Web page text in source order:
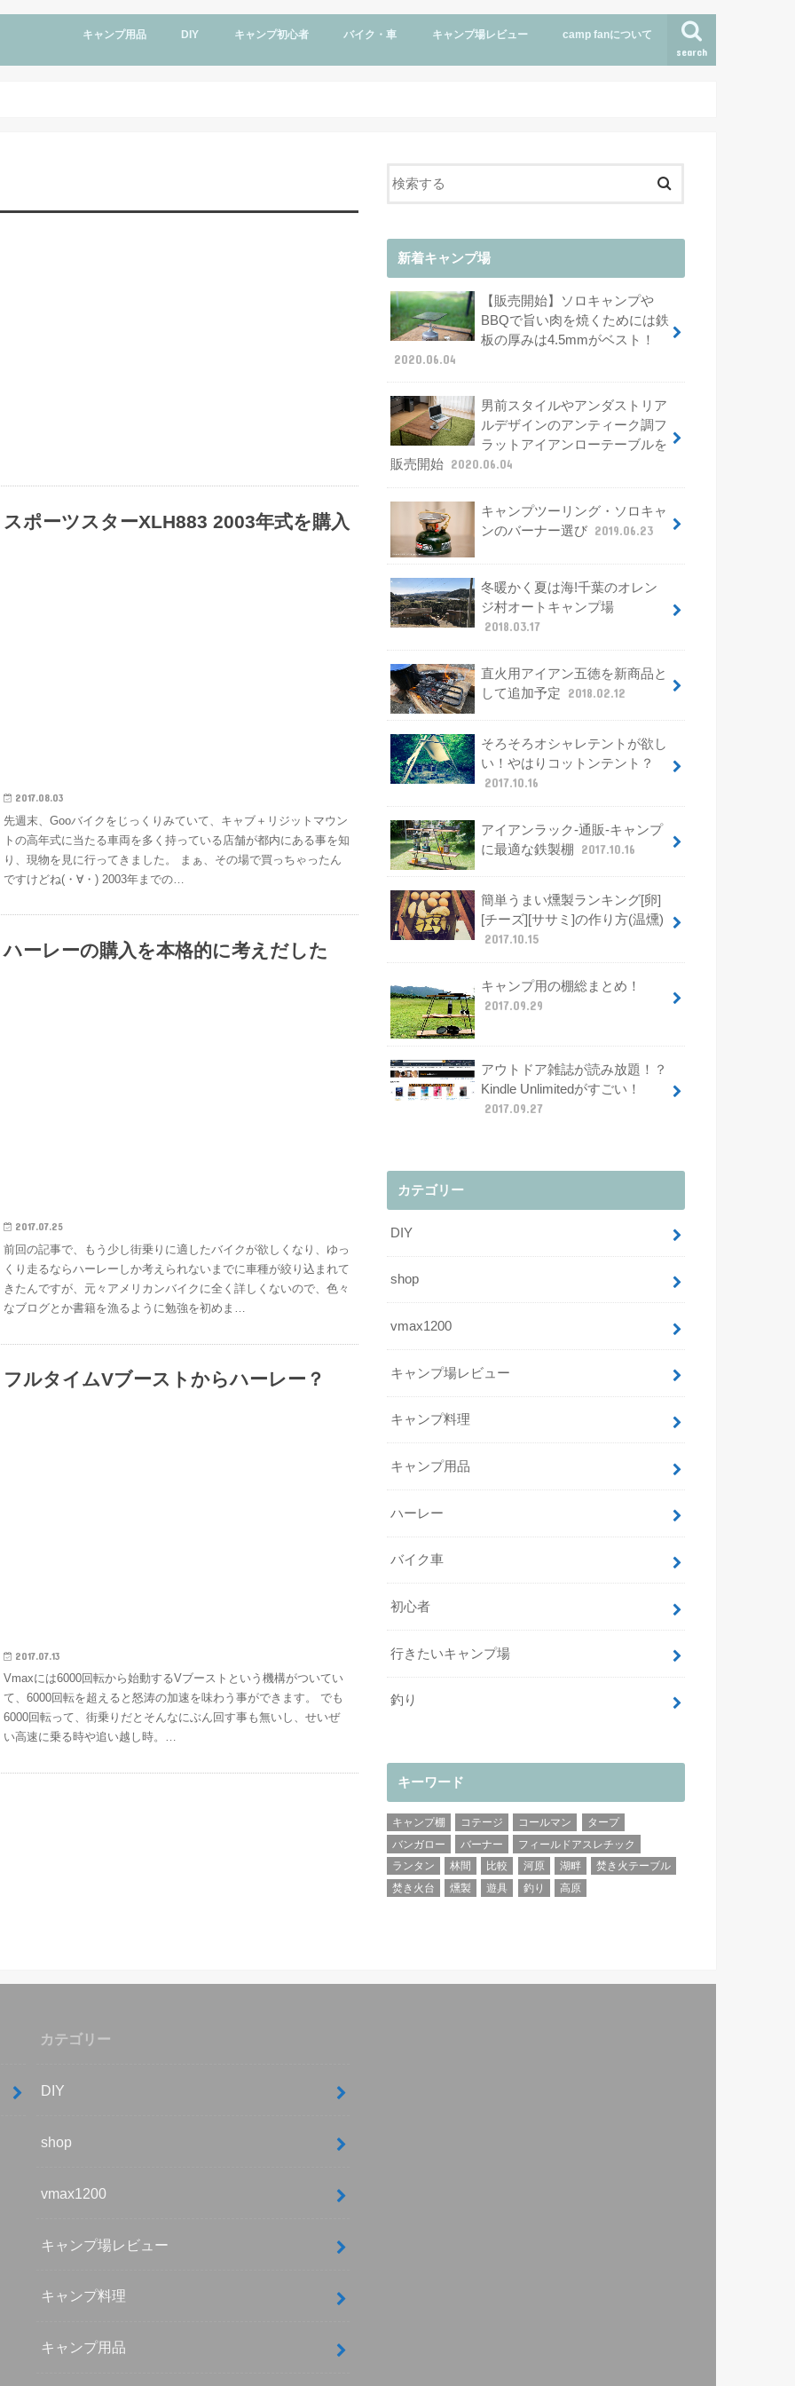
search
キャンプ用品 DIY キャンプ初心者 バイク・車
ハーレー
vmax1200
釣り
キャンプ場レビュー
行きたいキャンプ場
camp fanについて
スポーツスターXLH883 2003年式を購入
2017.08.03
先週末、Gooバイクをじっくりみていて、キャブ＋リジットマウン
トの高年式に当たる車両を多く持っている店舗が都内にある事を知
り、現物を見に行ってきました。 まぁ、その場で買っちゃったん
ですけどね(・∀・) 2003年までの…
ハーレーの購入を本格的に考えだした
2017.07.25
前回の記事で、もう少し街乗りに適したバイクが欲しくなり、ゆっ
くり走るならハーレーしか考えられないまでに車種が絞り込まれて
きたんですが、元々アメリカンバイクに全く詳しくないので、色々
なブログとか書籍を漁るように勉強を初めま…
フルタイムVブーストからハーレー？
2017.07.13
Vmaxには6000回転から始動するVブーストという機構がついてい
て、6000回転を超えると怒涛の加速を味わう事ができます。 でも
6000回転って、街乗りだとそんなにぶん回す事も無いし、せいぜ
い高速に乗る時や追い越し時。…
新着キャンプ場
【販売開始】ソロキャンプや
BBQで旨い肉を焼くためには鉄
板の厚みは4.5mmがベスト！
2020.06.04
男前スタイルやアンダストリア
ルデザインのアンティーク調フ
ラットアイアンローテーブルを
販売開始 2020.06.04
キャンプツーリング・ソロキャ
ンのバーナー選び 2019.06.23
冬暖かく夏は海!千葉のオレン
ジ村オートキャンプ場
2018.03.17
直火用アイアン五徳を新商品と
して追加予定
2018.02.12
そろそろオシャレテントが欲し
い！やはりコットンテント？
2017.10.16
アイアンラック-通販-キャンプ
に最適な鉄製棚
2017.10.16
簡単うまい燻製ランキング[卵]
[チーズ][ササミ]の作り方(温燻)
2017.10.15
キャンプ用の棚総まとめ！
2017.09.29
アウトドア雑誌が読み放題！？
Kindle Unlimitedがすごい！
2017.09.27
カテゴリー
DIY
shop
vmax1200
キャンプ場レビュー
キャンプ料理
キャンプ用品
ハーレー
バイク車
初心者
行きたいキャンプ場
釣り
キーワード
キャンプ棚 コテージ コールマン
タープ
バンガロー
バーナー
フィールドアスレチック
ランタン
林間 比較 河原 湖畔
焚き火テーブル
焚き火台
燻製 遊具 釣り 高原
カテゴリー
DIY
shop
vmax1200
キャンプ場レビュー
キャンプ料理
キャンプ用品